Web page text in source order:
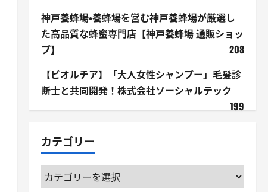
神戸養蜂場・養蜂場を営む神戸養蜂場が厳選し
た高品質な蜂蜜専門店【神戸養蜂場 通販ショッ
プ】
208
【ビオルチア】「大人女性シャンプー」毛髪診
断士と共同開発！株式会社ソーシャルテック
199
カテゴリー
カ
テ